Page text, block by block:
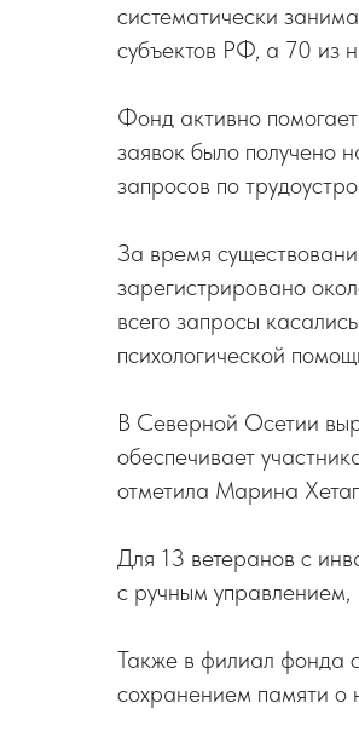
систематически
субъектов РФ, а 70 из
Фонд активно
заявок было получено
запросов по
За время
зарегистрировано
всего запросы
психологической
В Северной Осетии
обеспечивает
отметила Марина
Для 13 ветеранов с
с ручным
Также в филиал фонда
сохранением памяти о